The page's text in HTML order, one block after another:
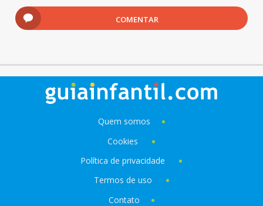
COMENTAR
Quem somos
Cookies
Política de privacidade
Termos de uso
Contato